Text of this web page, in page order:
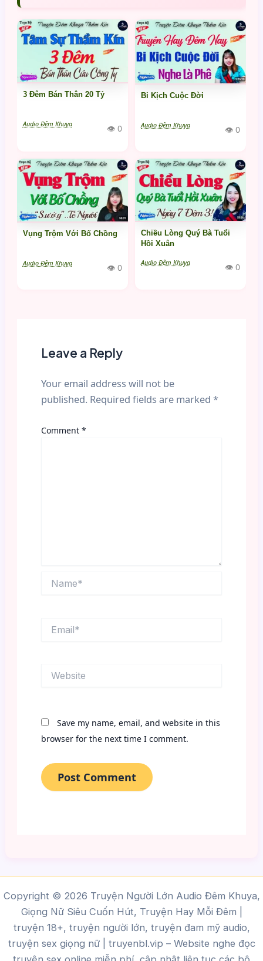
3 Đêm Bán Thân 20 Tỷ
Audio Đêm Khuya 👁 0
Bi Kịch Cuộc Đời
Audio Đêm Khuya 👁 0
Vụng Trộm Với Bố Chồng
Audio Đêm Khuya 👁 0
Chiều Lòng Quý Bà Tuổi
Hồi Xuân
Audio Đêm Khuya 👁 0
Leave a Reply
Your email address will not be
published. Required fields are marked *
Comment *
Save my name, email, and website in this
browser for the next time I comment.
Copyright © 2026 Truyện Người Lớn Audio Đêm Khuya,
Giọng Nữ Siêu Cuốn Hút, Truyện Hay Mỗi Đêm |
truyện 18+, truyện người lớn, truyện đam mỹ audio,
truyện sex giọng nữ | truyenbl.vip – Website nghe đọc